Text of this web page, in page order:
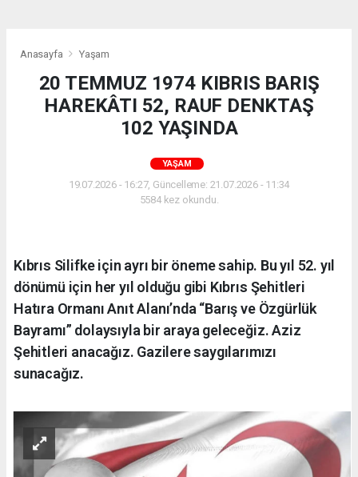
Anasayfa Yaşam
20 TEMMUZ 1974 KIBRIS BARIŞ
HAREKÂTI 52, RAUF DENKTAŞ
102 YAŞINDA
YAŞAM
19.07.2026 - 16:27, Güncelleme: 21.07.2026 - 11:34
5584 kez okundu.
Kıbrıs Silifke için ayrı bir öneme sahip. Bu yıl 52. yıl
dönümü için her yıl olduğu gibi Kıbrıs Şehitleri
Hatıra Ormanı Anıt Alanı’nda “Barış ve Özgürlük
Bayramı” dolaysıyla bir araya geleceğiz. Aziz
Şehitleri anacağız. Gazilere saygılarımızı
sunacağız.